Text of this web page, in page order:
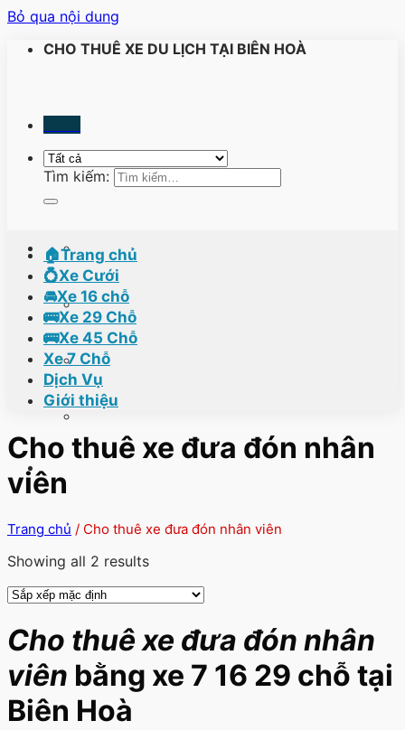
Bỏ qua nội dung
CHO THUÊ XE DU LỊCH TẠI BIÊN HOÀ
Tìm kiếm:
🏠Trang chủ
💍Xe Cưới
🚘Xe 16 chỗ
🚌Xe 29 Chỗ
🚌Xe 45 Chỗ
Xe 7 Chỗ
Dịch Vụ
Giới thiệu
Cho thuê xe đưa đón nhân
viên
Trang chủ / Cho thuê xe đưa đón nhân viên
Showing all 2 results
Cho thuê xe đưa đón nhân
viên bằng xe 7 16 29 chỗ tại
Biên Hoà